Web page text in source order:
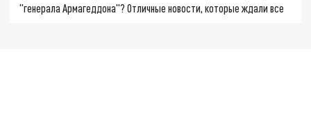
"генерала Армагеддона"? Отличные новости, которые ждали все